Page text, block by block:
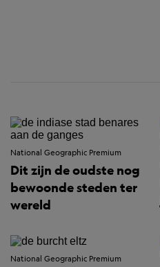
National Geographic Premium
Dit zijn de oudste nog
bewoonde steden ter
wereld
National Geographic Premium